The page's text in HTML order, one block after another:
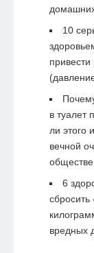
10
в туалет
ли этого
вечной
6
сбросить
вредных